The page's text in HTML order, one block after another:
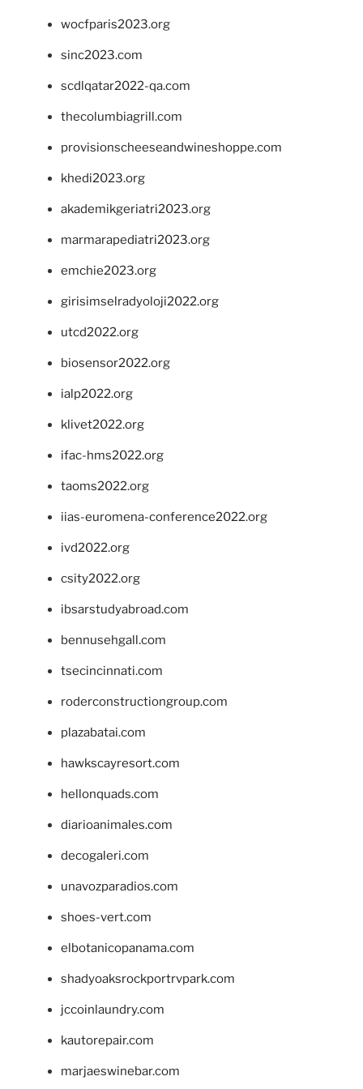
wocfparis2023.org
sinc2023.com
scdlqatar2022-qa.com
thecolumbiagrill.com
provisionscheeseandwineshoppe.com
khedi2023.org
akademikgeriatri2023.org
marmarapediatri2023.org
emchie2023.org
girisimselradyoloji2022.org
utcd2022.org
biosensor2022.org
ialp2022.org
klivet2022.org
ifac-hms2022.org
taoms2022.org
iias-euromena-conference2022.org
ivd2022.org
csity2022.org
ibsarstudyabroad.com
bennusehgall.com
tsecincinnati.com
roderconstructiongroup.com
plazabatai.com
hawkscayresort.com
hellonquads.com
diarioanimales.com
decogaleri.com
unavozparadios.com
shoes-vert.com
elbotanicopanama.com
shadyoaksrockportrvpark.com
jccoinlaundry.com
kautorepair.com
marjaeswinebar.com